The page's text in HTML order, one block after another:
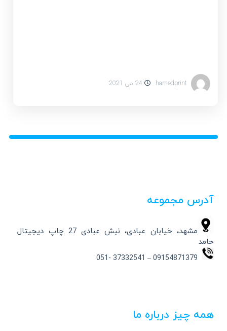
hamedprint 24 می 2021
آدرس مجموعه
مشهد، خیابان عبادی، نبش عبادی 27 چاپ دیجیتال
حامد
همه چیز درباره ما